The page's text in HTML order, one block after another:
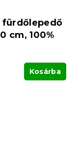
fürdőlepedő
cm, 100%
Kosárba